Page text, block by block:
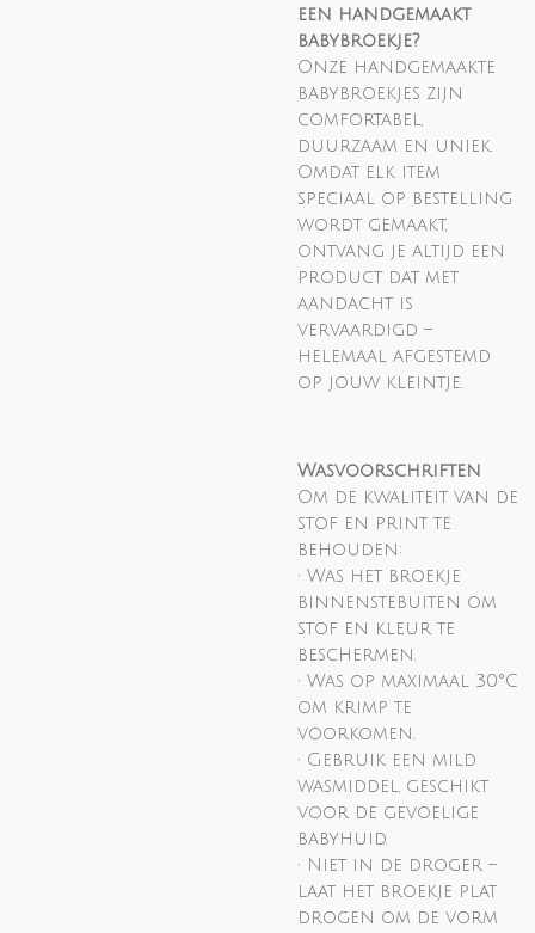
een handgemaakt
babybroekje?
Onze handgemaakte
babybroekjes zijn
comfortabel,
duurzaam en uniek.
Omdat elk item
speciaal op bestelling
wordt gemaakt,
ontvang je altijd een
product dat met
aandacht is
vervaardigd –
helemaal afgestemd
op jouw kleintje.
Wasvoorschriften
Om de kwaliteit van de
stof en print te
behouden:
• Was het broekje
binnenstebuiten om
stof en kleur te
beschermen.
• Was op maximaal 30°C
om krimp te
voorkomen.
• Gebruik een mild
wasmiddel, geschikt
voor de gevoelige
babyhuid.
• Niet in de droger –
laat het broekje plat
drogen om de vorm